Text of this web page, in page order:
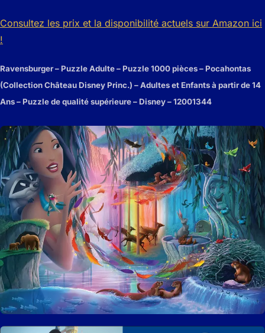
Consultez les prix et la disponibilité actuels sur Amazon ici
!
Ravensburger – Puzzle Adulte – Puzzle 1000 pièces – Pocahontas
(Collection Château Disney Princ.) – Adultes et Enfants à partir de 14
Ans – Puzzle de qualité supérieure – Disney – 12001344